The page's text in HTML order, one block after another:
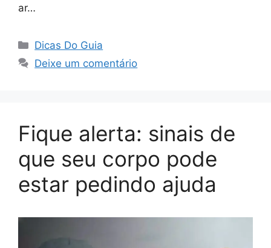
ar…
Categorias
Dicas Do Guia
Deixe um comentário
Fique alerta: sinais de
que seu corpo pode
estar pedindo ajuda